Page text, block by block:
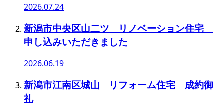
2026.07.24
新潟市中央区山二ツ リノベーション住宅
申し込みいただきました
2026.06.19
新潟市江南区城山 リフォーム住宅 成約御
礼